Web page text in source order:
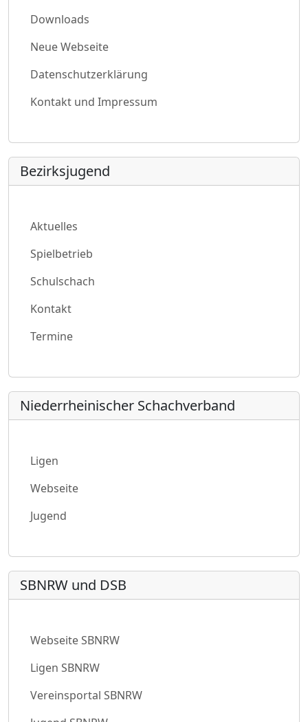
Downloads
Neue Webseite
Datenschutzerklärung
Kontakt und Impressum
Bezirksjugend
Aktuelles
Spielbetrieb
Schulschach
Kontakt
Termine
Niederrheinischer Schachverband
Ligen
Webseite
Jugend
SBNRW und DSB
Webseite SBNRW
Ligen SBNRW
Vereinsportal SBNRW